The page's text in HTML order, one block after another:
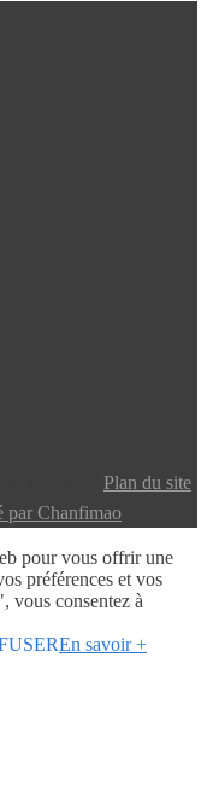
Plan du site
par Chanfimao
pour vous offrir une
préférences et vos
vous consentez à
En savoir +